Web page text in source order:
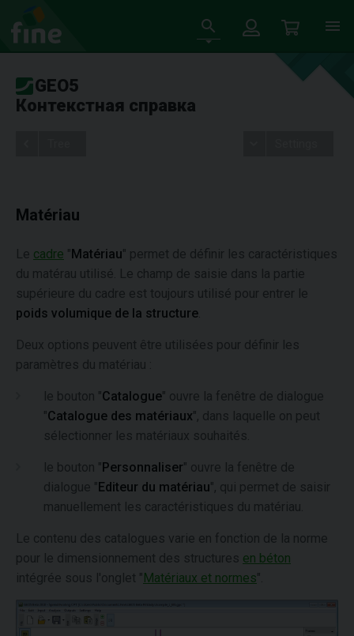
GEO5
Контекстная справка
Matériau
Le cadre "Matériau" permet de définir les caractéristiques
du matérau utilisé. Le champ de saisie dans la partie
supérieure du cadre est toujours utilisé pour entrer le
poids volumique de la structure
Deux options peuvent être utilisées pour définir les
paramètres du matériau :
le bouton "Catalogue" ouvre la fenêtre de dialogue
"Catalogue des matériaux", dans laquelle on peut
sélectionner les matériaux souhaités.
le bouton "Personnaliser" ouvre la fenêtre de
dialogue "Editeur du matériau", qui permet de saisir
manuellement les caractéristiques du matériau.
Le contenu des catalogues varie en fonction de la norme
pour le dimensionnement des structures en béton
intégrée sous l'onglet "Matériaux et normes".